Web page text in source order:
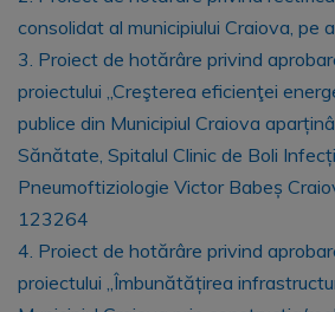
consolidat al municipiului Craiova, pe
3. Proiect de hotărâre privind
proiectului „Creşterea eficienţei
publice din Municipiul Craiova
Sănătate, Spitalul Clinic de Boli
Pneumoftiziologie Victor Babeș
123264
4. Proiect de hotărâre privind
proiectului „Îmbunătățirea